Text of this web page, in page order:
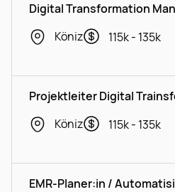
Digital Transformation
Köniz
115k - 135k
Projektleiter Digital
Köniz
115k - 135k
EMR-Planer:in /